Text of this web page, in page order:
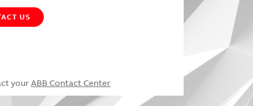
US
your ABB Contact Center